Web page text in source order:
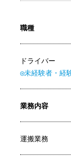
職種
ドライバー
◎未経験者・経
業務内容
運搬業務